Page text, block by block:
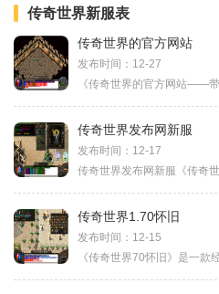
传奇世界新服表
传奇世界的官方网站
发布时间：12-27
传奇世界发布网新服
发布时间：12-17
传奇世界1.70怀旧
发布时间：12-15